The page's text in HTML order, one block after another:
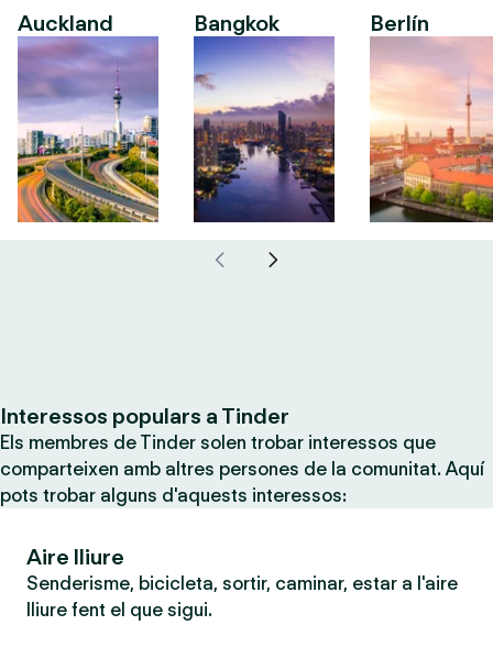
Auckland Bangkok Berlín
Interessos populars a Tinder
Els membres de Tinder solen trobar interessos que
comparteixen amb altres persones de la comunitat. Aquí
pots trobar alguns d'aquests interessos:
Aire lliure
Senderisme, bicicleta, sortir, caminar, estar a l'aire
lliure fent el que sigui.